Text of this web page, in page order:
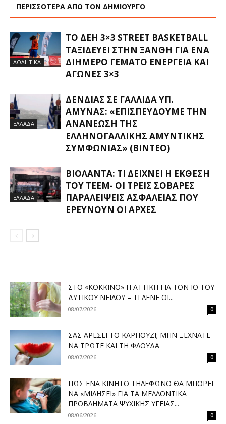
ΠΕΡΙΣΣΟΤΕΡΑ ΑΠΟ ΤΟΝ ΔΗΜΙΟΥΡΓΟ
ΑΘΛΗΤΙΚΑ
ΤΟ ΔΕΗ 3×3 STREET BASKETBALL
ΤΑΞΙΔΕΎΕΙ ΣΤΗΝ ΞΆΝΘΗ ΓΙΑ ΈΝΑ
ΔΙΉΜΕΡΟ ΓΕΜΆΤΟ ΕΝΈΡΓΕΙΑ ΚΑΙ
ΑΓΏΝΕΣ 3×3
ΕΛΛΑΔΑ
ΔΈΝΔΙΑΣ ΣΕ ΓΑΛΛΊΔΑ ΥΠ.
ΆΜΥΝΑΣ: «ΕΠΙΣΠΕΎΔΟΥΜΕ ΤΗΝ
ΑΝΑΝΈΩΣΗ ΤΗΣ
ΕΛΛΗΝΟΓΑΛΛΙΚΉΣ ΑΜΥΝΤΙΚΉΣ
ΣΥΜΦΩΝΊΑΣ» (ΒΊΝΤΕΟ)
ΕΛΛΑΔΑ
ΒΙΟΛΆΝΤΑ: ΤΙ ΔΕΊΧΝΕΙ Η ΈΚΘΕΣΗ
ΤΟΥ ΤΕΕΜ- ΟΙ ΤΡΕΙΣ ΣΟΒΑΡΈΣ
ΠΑΡΑΛΕΊΨΕΙΣ ΑΣΦΑΛΕΊΑΣ ΠΟΥ
ΕΡΕΥΝΟΎΝ ΟΙ ΑΡΧΈΣ
ΣΤΟ «ΚΌΚΚΙΝΟ» Η ΑΤΤΙΚΉ ΓΙΑ ΤΟΝ ΙΌ ΤΟΥ
ΔΥΤΙΚΟΎ ΝΕΊΛΟΥ – ΤΙ ΛΈΝΕ ΟΙ...
08/07/2026 0
ΣΑΣ ΑΡΈΣΕΙ ΤΟ ΚΑΡΠΟΎΖΙ; ΜΗΝ ΞΕΧΝΆΤΕ
ΝΑ ΤΡΏΤΕ ΚΑΙ ΤΗ ΦΛΟΎΔΑ
08/07/2026 0
ΠΏΣ ΈΝΑ ΚΙΝΗΤΌ ΤΗΛΈΦΩΝΟ ΘΑ ΜΠΟΡΕΊ
ΝΑ «ΜΙΛΉΣΕΙ» ΓΙΑ ΤΑ ΜΕΛΛΟΝΤΙΚΆ
ΠΡΟΒΛΉΜΑΤΑ ΨΥΧΙΚΉΣ ΥΓΕΊΑΣ...
08/06/2026 0